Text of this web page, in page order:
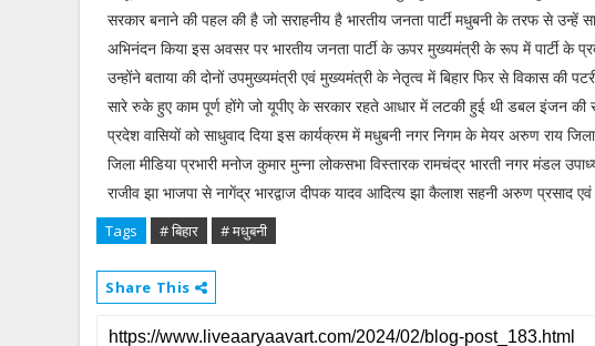
सरकार बनाने की पहल की है जो सराहनीय है भारतीय जनता पार्टी मधुबनी के तरफ से उन्हें
अभिनंदन किया इस अवसर पर भारतीय जनता पार्टी के ऊपर मुख्यमंत्री के रूप में पार्टी के
उन्होंने बताया की दोनों उपमुख्यमंत्री एवं मुख्यमंत्री के नेतृत्व में बिहार फिर से विकास की
सारे रुके हुए काम पूर्ण होंगे जो यूपीए के सरकार रहते आधार में लटकी हुई थी डबल इंजन की
प्रदेश वासियों को साधुवाद दिया इस कार्यक्रम में मधुबनी नगर निगम के मेयर अरुण राय
जिला मीडिया प्रभारी मनोज कुमार मुन्ना लोकसभा विस्तारक रामचंद्र भारती नगर मंडल
राजीव झा भाजपा से नागेंद्र भारद्वाज दीपक यादव आदित्य झा कैलाश सहनी अरुण प्रसाद
Tags # बिहार # मधुबनी
Share This